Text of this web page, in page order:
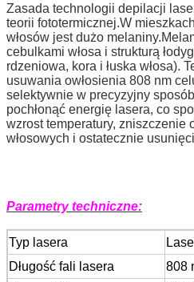
Zasada technologii depilacji
teorii fototermicznej.W
włosów jest dużo
cebulkami włosa i strukturą
rdzeniowa, kora i łuska włosa).
usuwania owłosienia 808 nm
selektywnie w precyzyjny
pochłonąć energię lasera, co
wzrost temperatury, zniszczenie
włosowych i ostatecznie
Parametry techniczne:
Typ lasera
Długość fali lasera
808